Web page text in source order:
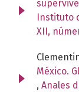
Instituto
XII,
México.
, Anales